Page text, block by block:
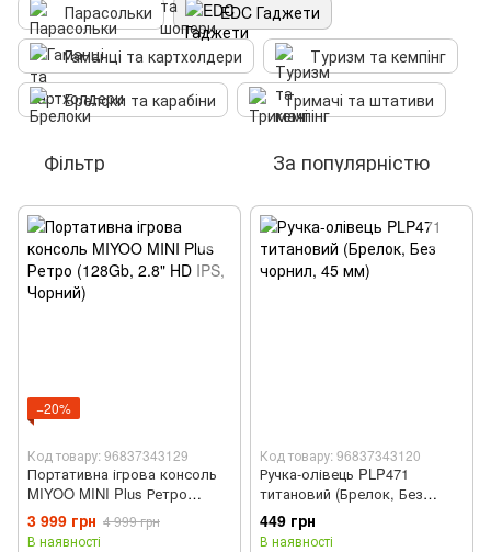
Парасольки
EDC Гаджети
Гаманці та картхолдери
Туризм та кемпінг
Брелоки та карабіни
Тримачі та штативи
Фільтр За популярністю
−20%
Код товару: 96837343129
Портативна ігрова консоль
MIYOO MINI Plus Ретро
(128Gb, 2.8" HD IPS, Чорний)
3 999 грн 4 999 грн
В наявності
Код товару: 96837343120
Ручка-олівець PLP471
титановий (Брелок, Без
чорнил, 45 мм)
449 грн
В наявності